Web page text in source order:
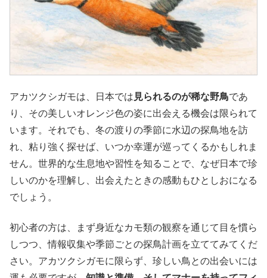
アカツクシガモは、日本では 見られるのが稀な野鳥であ
り、その美しいオレンジ色の姿に出会える機会は限られて
います。それでも、冬の渡りの季節に水辺の探鳥地を訪
れ、粘り強く探せば、いつか幸運が巡ってくるかもしれま
せん。世界的な生息地や習性を知ることで、なぜ日本で珍
しいのかを理解し、出会えたときの感動もひとしおになる
でしょう。
初心者の方は、まず身近なカモ類の観察を通じて目を慣ら
しつつ、情報収集や季節ごとの探鳥計画を立ててみてくだ
さい。アカツクシガモに限らず、珍しい鳥との出会いには